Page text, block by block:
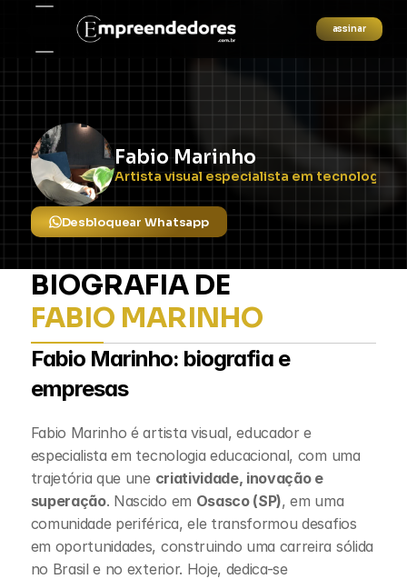
assinar
Fabio Marinho
Artista visual especialista em tecnologia
Desbloquear Whatsapp
BIOGRAFIA DE
FABIO MARINHO
Fabio Marinho: biografia e
empresas
Fabio Marinho é artista visual, educador e
especialista em tecnologia educacional, com uma
trajetória que une criatividade, inovação e
superação. Nascido em Osasco (SP), em uma
comunidade periférica, ele transformou desafios
em oportunidades, construindo uma carreira sólida
no Brasil e no exterior. Hoje, dedica-se